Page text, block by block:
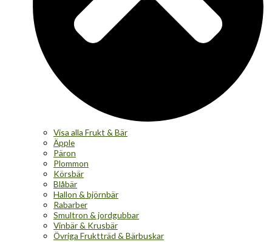
Visa alla Frukt & Bär
Äpple
Päron
Plommon
Körsbär
Blåbär
Hallon & björnbär
Rabarber
Smultron & jordgubbar
Vinbär & Krusbär
Övriga Fruktträd & Bärbuskar